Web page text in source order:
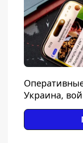
Украина,